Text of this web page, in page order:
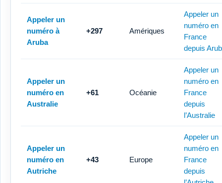
Appeler un
numéro à
Aruba
+297 Amériques
Appeler un
numéro en
France
depuis
Appeler un
numéro en
Australie
+61 Océanie
Appeler un
numéro en
France
depuis
l’Australie
Appeler un
numéro en
Autriche
+43 Europe
Appeler un
numéro en
France
depuis